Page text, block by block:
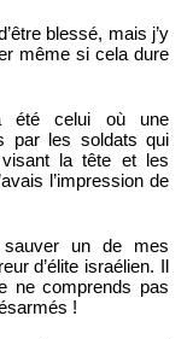
blessé, mais j’y
même si cela dure
été celui où une
par les soldats qui
la tête et les
l’impression de
un de mes
d’élite israélien. Il
ne comprends pas
!